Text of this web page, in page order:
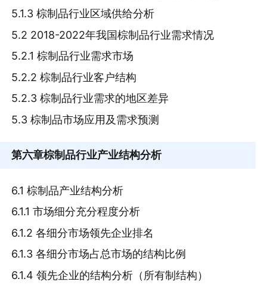
5.1.3 棕制品行业区域供给分析
5.2 2018-2022年我国棕制品行业需求情况
5.2.1 棕制品行业需求市场
5.2.2 棕制品行业客户结构
5.2.3 棕制品行业需求的地区差异
5.3 棕制品市场应用及需求预测
第六章棕制品行业产业结构分析
6.1 棕制品产业结构分析
6.1.1 市场细分充分程度分析
6.1.2 各细分市场领先企业排名
6.1.3 各细分市场占总市场的结构比例
6.1.4 领先企业的结构分析（所有制结构）